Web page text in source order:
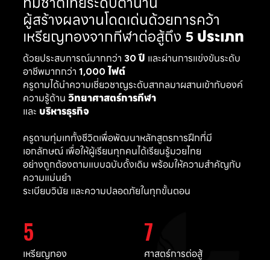
ผู้สร้างผลงานโดดเด่นด้วยการคว้า
เหรียญทองจากกีฬาต่อสู้ถึง 5 ประเภท
ด้วยประสบการณ์มากกว่า 30 ปี และผ่านการแข่งขันระดับ
อาชีพมากกว่า 1,000 ไฟต์
ครูดามได้นำความเชี่ยวชาญระดับสากลมาผสานเข้ากับองค์
ความรู้ด้าน วิทยาศาสตร์การกีฬา
และ บริหารธุรกิจ
ครูดามทุ่มเททั้งชีวิตเพื่อพัฒนาหลักสูตรการฝึกที่มี
เอกลักษณ์ เพื่อให้ผู้เรียนทุกคนได้เรียนรู้มวยไทย
อย่างถูกต้องตามแบบฉบับดั้งเดิม พร้อมให้ความสำคัญกับ
ความแม่นยำ
ระเบียบวินัย และความปลอดภัยในทุกขั้นตอน
5
เหรียญทอง
7
ศาสตร์การต่อสู้